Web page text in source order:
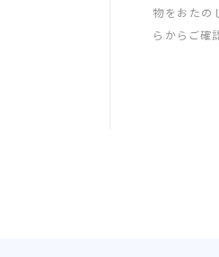
物をおたの
らからご確